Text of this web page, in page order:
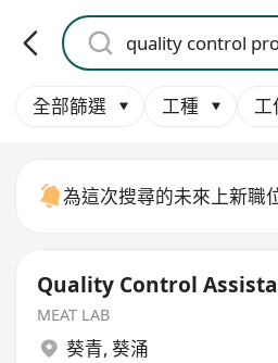
全部篩選 工種 工
為這次搜尋的未來上新職
Quality Control
MEAT LAB
葵青, 葵涌